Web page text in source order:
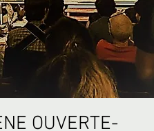
OUVERTE-